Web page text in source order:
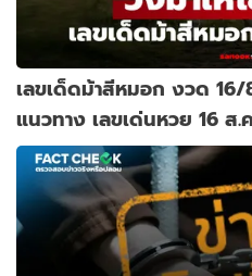
เลขเด็ดม้าสีหมอก งวด
แนวทาง เลขเด่นหวย 16 ส.